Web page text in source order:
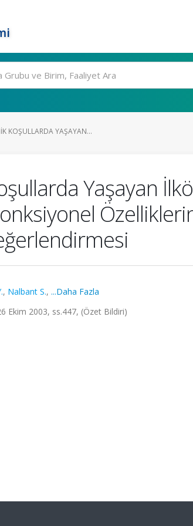
KOŞULLARDA YAŞAYAN...
Yaşayan
, Nalbant S., ...Daha Fazla
Ekim 2003, ss.447, (Özet Bildiri)